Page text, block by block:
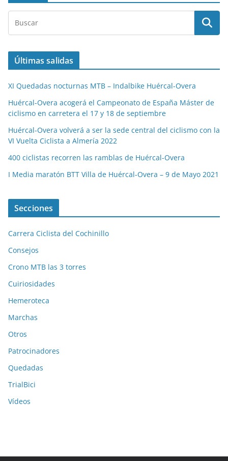
Últimas salidas
XI Quedadas nocturnas MTB – Indalbike Huércal-Overa
Huércal-Overa acogerá el Campeonato de España Máster de
ciclismo en carretera el 17 y 18 de septiembre
Huércal-Overa volverá a ser la sede central del ciclismo con la
VI Vuelta Ciclista a Almería 2022
400 ciclistas recorren las ramblas de Huércal-Overa
I Media maratón BTT Villa de Huércal-Overa – 9 de Mayo 2021
Secciones
Carrera Ciclista del Cochinillo
Consejos
Crono MTB las 3 torres
Cuiriosidades
Hemeroteca
Marchas
Otros
Patrocinadores
Quedadas
TrialBici
Vídeos